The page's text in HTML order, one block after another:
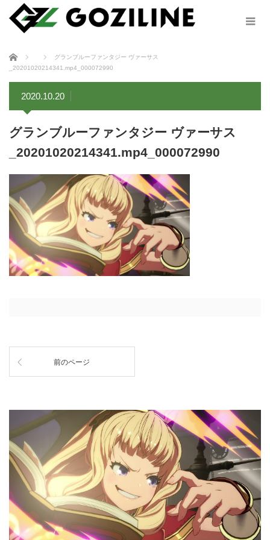
ホーム
グランブルーファンタジー ヴァーサス
_20201020214341.mp4_000072990
2020.10.20
グランブルーファンタジー ヴァーサス
_20201020214341.mp4_000072990
前のページ